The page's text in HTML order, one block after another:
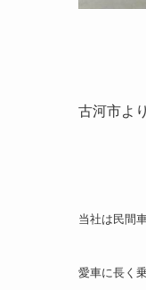
古河市よ
当社は民間
愛車に長く